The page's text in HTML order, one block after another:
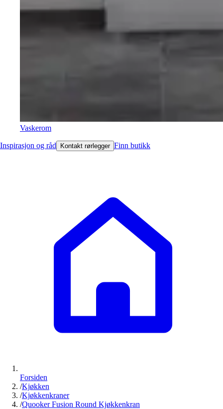
Vaskerom
Inspirasjon og råd Kontakt rørlegger Finn butikk
Forsiden
/Kjøkken
/Kjøkkenkraner
/Quooker Fusion Round Kjøkkenkran